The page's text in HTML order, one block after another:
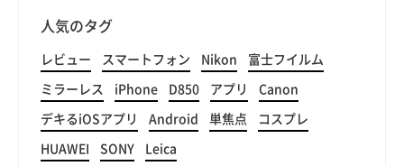
人気のタグ
レビュー スマートフォン Nikon 富士フイルム
ミラーレス iPhone D850 アプリ Canon
デキるiOSアプリ Android 単焦点 コスプレ
HUAWEI SONY Leica